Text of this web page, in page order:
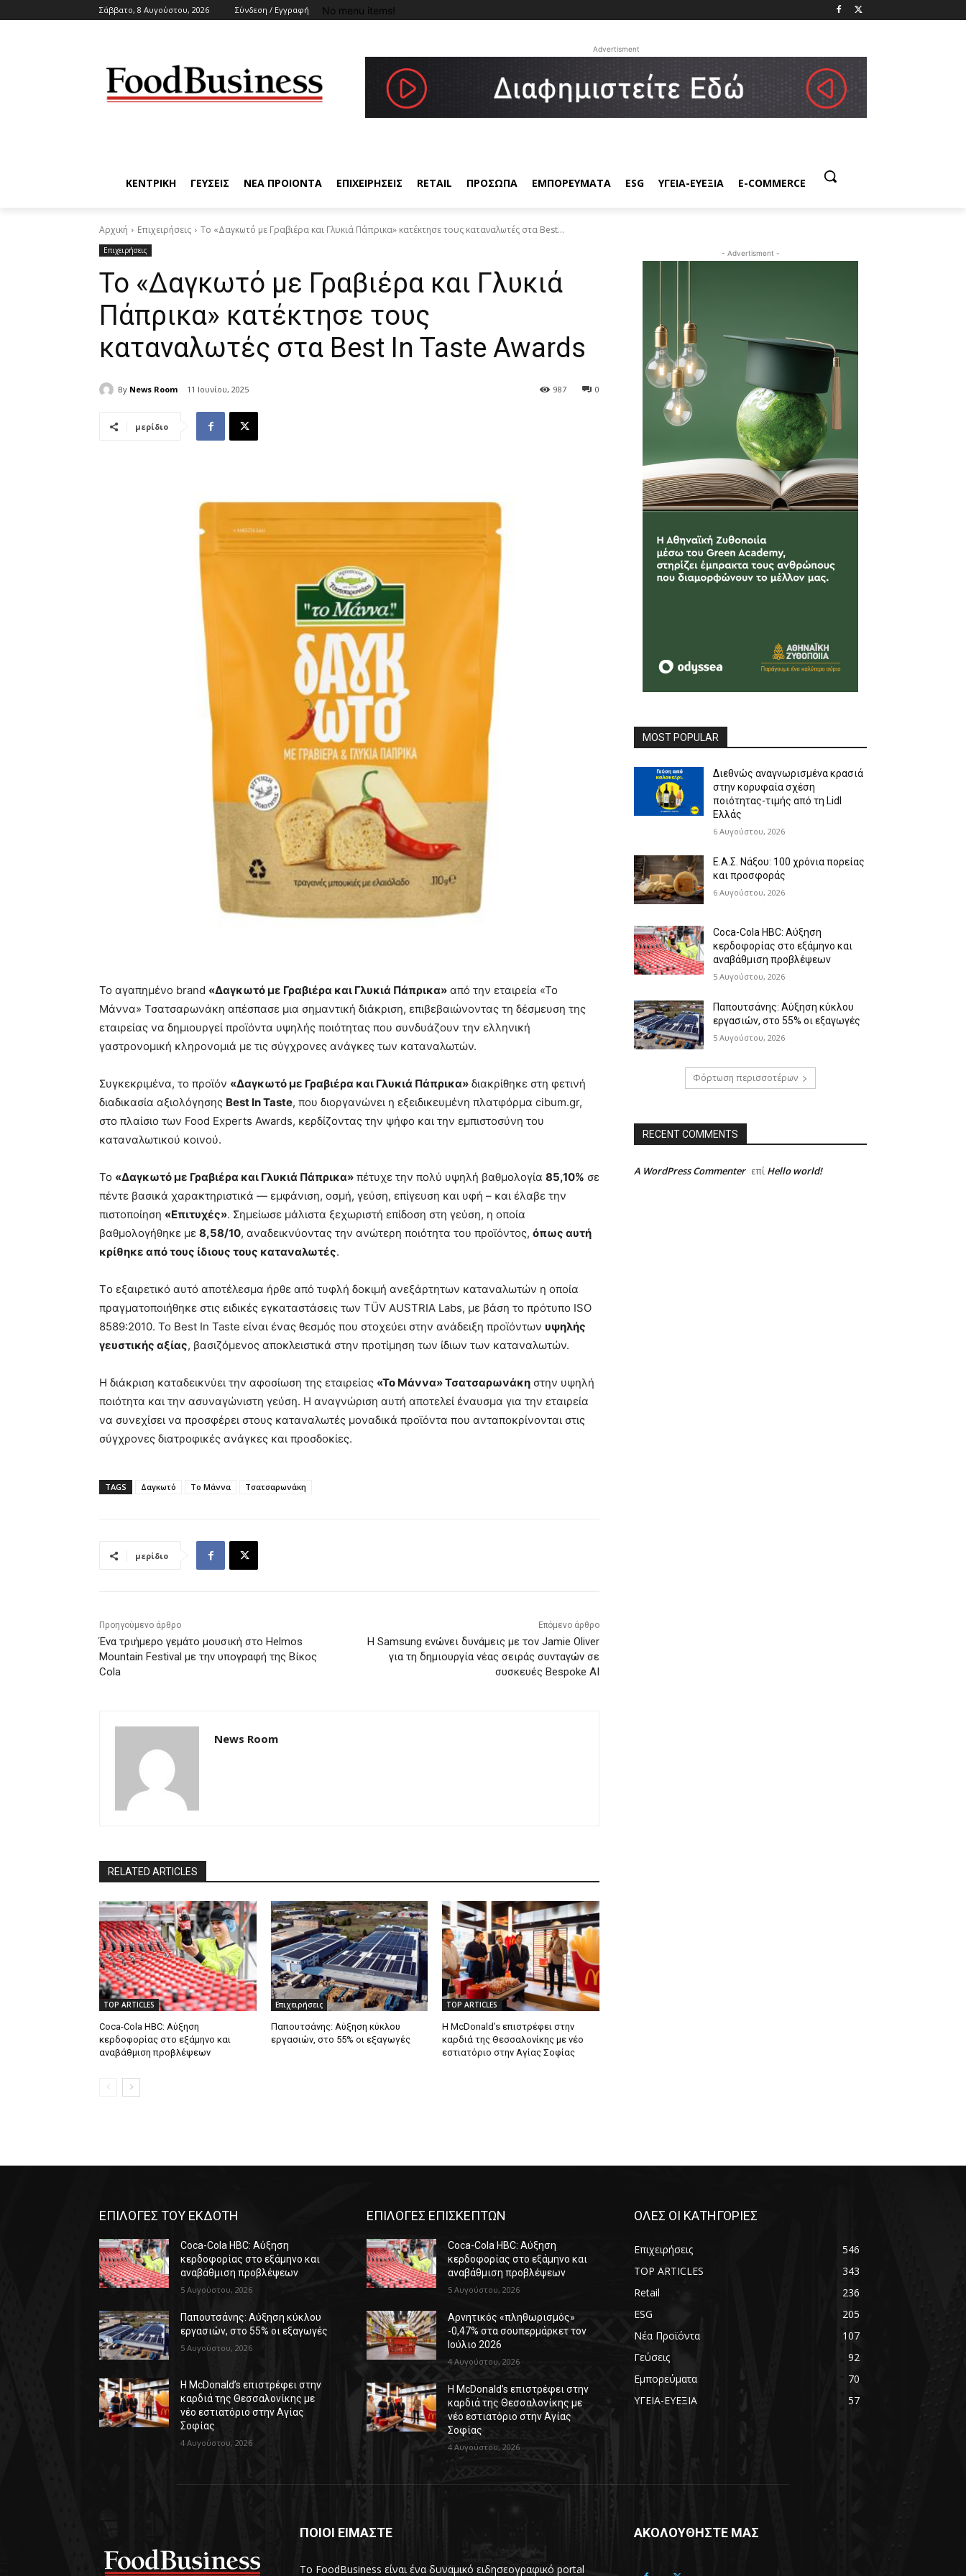
Σάββατο, 8 Αυγούστου, 2026 Σύνδεση / Εγγραφή No menu items!
Advertisment
ΚΕΝΤΡΙΚΗ ΓΕΥΣΕΙΣ ΝΕΑ ΠΡΟΙΟΝΤΑ ΕΠΙΧΕΙΡΗΣΕΙΣ RETAIL ΠΡΟΣΩΠΑ ΕΜΠΟΡΕΥΜΑΤΑ ESG ΥΓΕΙΑ-ΕΥΕΞΙΑ E-COMMERCE
Αρχική Επιχειρήσεις Το «Δαγκωτό με Γραβιέρα και Γλυκιά Πάπρικα» κατέκτησε τους καταναλωτές στα Best...
Επιχειρήσεις
Το «Δαγκωτό με Γραβιέρα και Γλυκιά
Πάπρικα» κατέκτησε τους
καταναλωτές στα Best In Taste Awards
By News Room 11 Ιουνίου, 2025 0
987
μερίδιο
Το αγαπημένο brand «Δαγκωτό με Γραβιέρα και Γλυκιά Πάπρικα» από την εταιρεία «Το
Μάννα» Τσατσαρωνάκη απέσπασε μια σημαντική διάκριση, επιβεβαιώνοντας τη δέσμευση της
εταιρείας να δημιουργεί προϊόντα υψηλής ποιότητας που συνδυάζουν την ελληνική
γαστρονομική κληρονομιά με τις σύγχρονες ανάγκες των καταναλωτών.
Συγκεκριμένα, το προϊόν «Δαγκωτό με Γραβιέρα και Γλυκιά Πάπρικα» διακρίθηκε στη φετινή
διαδικασία αξιολόγησης Best InTaste, που διοργανώνει η εξειδικευμένη πλατφόρμα cibum.gr,
στο πλαίσιο των Food Experts Awards, κερδίζοντας την ψήφο και την εμπιστοσύνη του
καταναλωτικού κοινού.
Το «Δαγκωτό με Γραβιέρα και Γλυκιά Πάπρικα» πέτυχε την πολύ υψηλή βαθμολογία 85,10% σε
πέντε βασικά χαρακτηριστικά — εμφάνιση, οσμή, γεύση, επίγευση και υφή – και έλαβε την
πιστοποίηση «Επιτυχές». Σημείωσε μάλιστα ξεχωριστή επίδοση στη γεύση, η οποία
βαθμολογήθηκε με 8,58/10, αναδεικνύοντας την ανώτερη ποιότητα του προϊόντος, όπως αυτή
κρίθηκε από τους ίδιους τους καταναλωτές.
Τo εξαιρετικό αυτό αποτέλεσμα ήρθε από τυφλή δοκιμή ανεξάρτητων καταναλωτών η οποία
πραγματοποιήθηκε στις ειδικές εγκαταστάσεις των TÜV AUSTRIA Labs, με βάση το πρότυπο ISO
8589:2010. Το Best In Taste είναι ένας θεσμός που στοχεύει στην ανάδειξη προϊόντων υψηλής
γευστικής αξίας, βασιζόμενος αποκλειστικά στην προτίμηση των ίδιων των καταναλωτών.
Η διάκριση καταδεικνύει την αφοσίωση της εταιρείας «Το Μάννα» Τσατσαρωνάκη στην υψηλή
ποιότητα και την ασυναγώνιστη γεύση. Η αναγνώριση αυτή αποτελεί έναυσμα για την εταιρεία
να συνεχίσει να προσφέρει στους καταναλωτές μοναδικά προϊόντα που ανταποκρίνονται στις
σύγχρονες διατροφικές ανάγκες και προσδοκίες.
TAGS Δαγκωτό Το Μάννα Τσατσαρωνάκη
μερίδιο
Προηγούμενο άρθρο
Ένα τριήμερο γεμάτο μουσική στο Helmos
Mountain Festival με την υπογραφή της Βίκος
Cola
Επόμενο άρθρο
Η Samsung ενώνει δυνάμεις με τον Jamie Oliver
για τη δημιουργία νέας σειράς συνταγών σε
συσκευές Bespoke AI
News Room
RELATED ARTICLES
TOP ARTICLES
Coca-Cola HBC: Αύξηση
κερδοφορίας στο εξάμηνο και
αναβάθμιση προβλέψεων
Επιχειρήσεις
Παπουτσάνης: Αύξηση κύκλου
εργασιών, στο 55% οι εξαγωγές
TOP ARTICLES
Η McDonald’s επιστρέφει στην
καρδιά της Θεσσαλονίκης με νέο
εστιατόριο στην Αγίας Σοφίας
- Advertisment -
MOST POPULAR
Διεθνώς αναγνωρισμένα κρασιά
στην κορυφαία σχέση
ποιότητας-τιμής από τη Lidl
Ελλάς
6 Αυγούστου, 2026
Ε.Α.Σ. Νάξου: 100 χρόνια πορείας
και προσφοράς
6 Αυγούστου, 2026
Coca-Cola HBC: Αύξηση
κερδοφορίας στο εξάμηνο και
αναβάθμιση προβλέψεων
5 Αυγούστου, 2026
Παπουτσάνης: Αύξηση κύκλου
εργασιών, στο 55% οι εξαγωγές
5 Αυγούστου, 2026
Φόρτωση περισσοτέρων
RECENT COMMENTS
A WordPress Commenter επί Hello world!
ΕΠΙΛΟΓΕΣ ΤΟΥ ΕΚΔΟΤΗ
Coca-Cola HBC: Αύξηση
κερδοφορίας στο εξάμηνο και
αναβάθμιση προβλέψεων
5 Αυγούστου, 2026
Παπουτσάνης: Αύξηση κύκλου
εργασιών, στο 55% οι εξαγωγές
5 Αυγούστου, 2026
Η McDonald’s επιστρέφει στην
καρδιά της Θεσσαλονίκης με
νέο εστιατόριο στην Αγίας
Σοφίας
4 Αυγούστου, 2026
ΕΠΙΛΟΓΕΣ ΕΠΙΣΚΕΠΤΩΝ
Coca-Cola HBC: Αύξηση
κερδοφορίας στο εξάμηνο και
αναβάθμιση προβλέψεων
5 Αυγούστου, 2026
Αρνητικός «πληθωρισμός»
-0,47% στα σουπερμάρκετ τον
Ιούλιο 2026
4 Αυγούστου, 2026
Η McDonald’s επιστρέφει στην
καρδιά της Θεσσαλονίκης με
νέο εστιατόριο στην Αγίας
Σοφίας
4 Αυγούστου, 2026
ΟΛΕΣ ΟΙ ΚΑΤΗΓΟΡΙΕΣ
Επιχειρήσεις
546
TOP ARTICLES
343
Retail
236
ESG
205
Νέα Προϊόντα
107
Γεύσεις
92
Εμπορεύματα
70
ΥΓΕΙΑ-ΕΥΕΞΙΑ
57
ΠΟΙΟΙ ΕΙΜΑΣΤΕ
Το FoodBusiness είναι ένα δυναμικό ειδησεογραφικό portal
ΑΚΟΛΟΥΘΗΣΤΕ ΜΑΣ